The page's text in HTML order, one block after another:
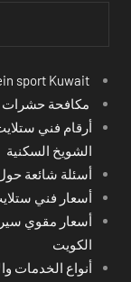
مكافحة حشرات
أرقام فني
الشويخ السكنية
أسئلة شائعة
أسعار فني
أسعار مقوي
الكويت
أنواع الخدمات